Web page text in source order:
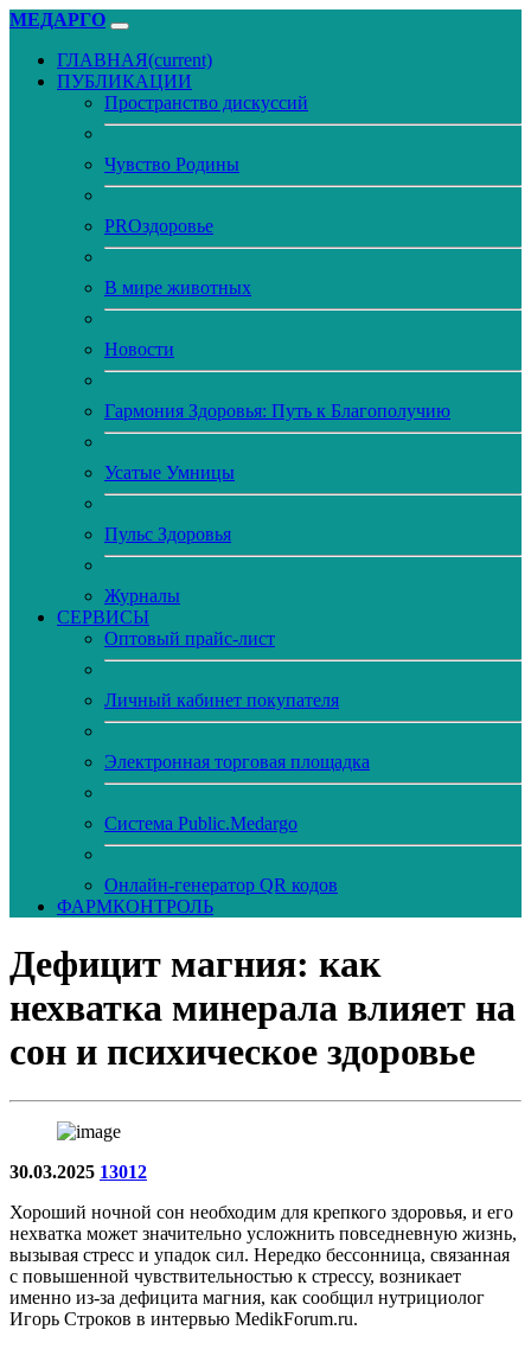
МЕДАРГО
ГЛАВНАЯ(current)
ПУБЛИКАЦИИ
Пространство дискуссий
Чувство Родины
PROздоровье
В мире животных
Новости
Гармония Здоровья: Путь к Благополучию
Усатые Умницы
Пульс Здоровья
Журналы
CЕРВИСЫ
Оптовый прайс-лист
Личный кабинет покупателя
Электронная торговая площадка
Система Public.Medargo
Онлайн-генератор QR кодов
ФАРМКОНТРОЛЬ
Дефицит магния: как
нехватка минерала влияет на
сон и психическое здоровье
30.03.2025 13012
Хороший ночной сон необходим для крепкого здоровья, и его
нехватка может значительно усложнить повседневную жизнь,
вызывая стресс и упадок сил. Нередко бессонница, связанная
с повышенной чувствительностью к стрессу, возникает
именно из-за дефицита магния, как сообщил нутрициолог
Игорь Строков в интервью MedikForum.ru.